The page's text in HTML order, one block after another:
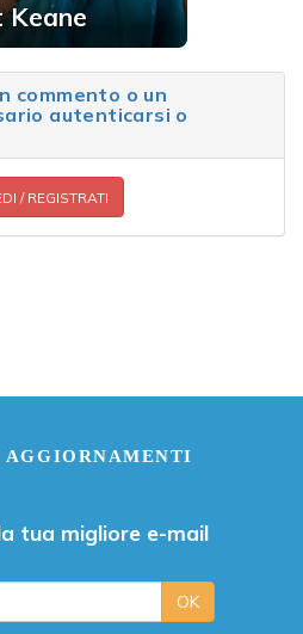
commento o un
autenticarsi o
/ REGISTRATI
tua migliore e-mail
OK